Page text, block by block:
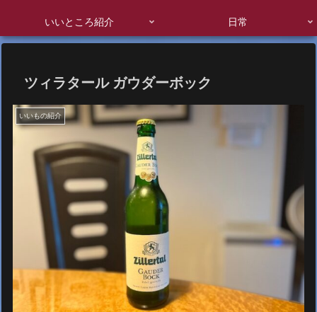
いいところ紹介 日常
ツィラタール ガウダーボック
いいもの紹介